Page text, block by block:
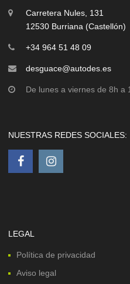
Carretera Nules, 131
12530 Burriana (Castellón)
+34 964 51 48 09
desguace@autodes.es
De lunes a viernes de 8h a
NUESTRAS REDES SOCIALES:
LEGAL
Política de privacidad
Aviso legal